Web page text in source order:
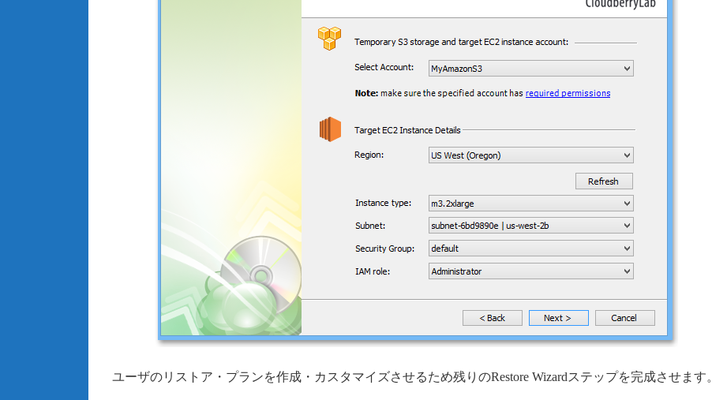
ユーザのリストア・プランを作成・カスタマイズさせるため残りのRestore Wizardステップを完成させます。